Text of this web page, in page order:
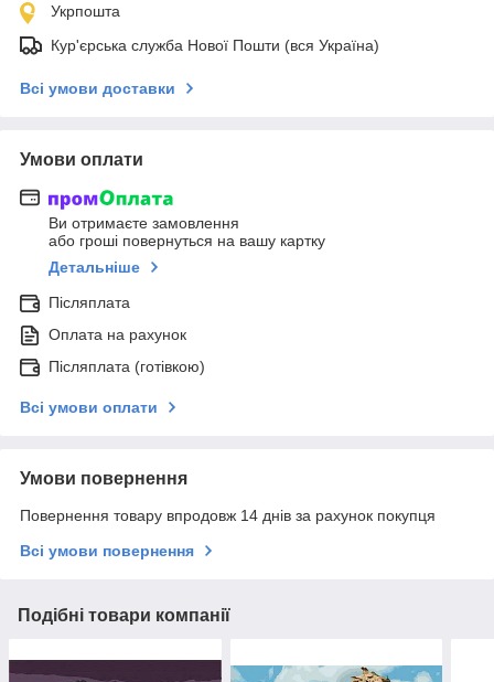
Укрпошта
Кур'єрська служба Нової Пошти (вся Україна)
Всі умови доставки
Умови оплати
Ви отримаєте замовлення
або гроші повернуться на вашу картку
Детальніше
Післяплата
Оплата на рахунок
Післяплата (готівкою)
Всі умови оплати
Умови повернення
Повернення товару впродовж 14 днів за рахунок покупця
Всі умови повернення
Подібні товари компанії